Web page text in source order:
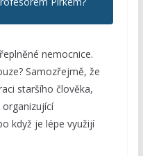
nemocnice.
Samozřejmě, že
staršího člověka,
když je lépe využijí